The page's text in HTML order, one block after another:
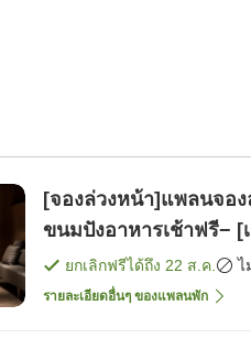
[จองล่วงหน้า]แพลนจอ
ขนมปังอาหารเช้าฟรี− [
ยกเลิกฟรีได้ถึง 22 ส.ค. ไ
รายละเอียดอื่นๆ ของแพลนพัก